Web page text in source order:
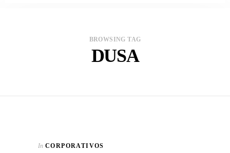
BROWSING TAG
DUSA
In CORPORATIVOS